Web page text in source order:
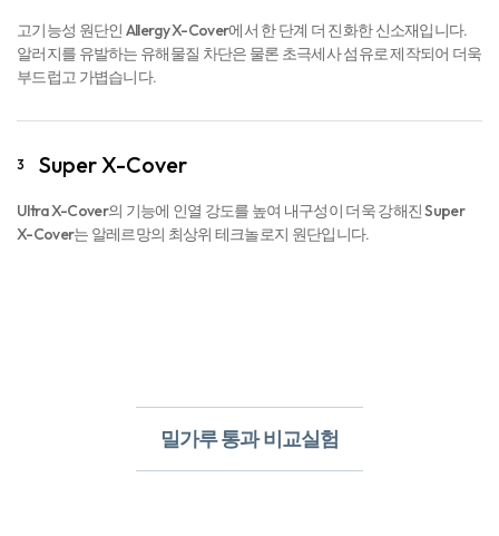
고기능성 원단인 Allergy X-Cover에서 한 단계 더 진화한 신소재입니다.
알러지를 유발하는 유해물질 차단은 물론 초극세사 섬유로 제작되어 더욱
부드럽고 가볍습니다.
3 Super X-Cover
Ultra X-Cover의 기능에 인열 강도를 높여 내구성이 더욱 강해진 Super
X-Cover는 알레르망의 최상위 테크놀로지 원단입니다.
밀가루 통과 비교실험​